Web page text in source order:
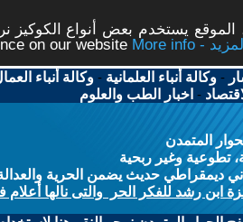
يستخدم بعض أنواع الكوكيز
on our website
More info - المزيد
-وكالة أنباء العلمانية -وكالة أنباء
- اخبار الطب والعلوم
المتمدن
تطوعية وغير ربحية
حديث يضمن الحرية والعدالة
ابن رشد للفكر الحر والتى نالها أعلام